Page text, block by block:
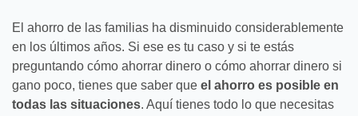
El ahorro de las familias ha disminuido considerablemente
en los últimos años. Si ese es tu caso y si te estás
preguntando cómo ahorrar dinero o cómo ahorrar dinero si
gano poco, tienes que saber que el ahorro es posible en
todas las situaciones. Aquí tienes todo lo que necesitas